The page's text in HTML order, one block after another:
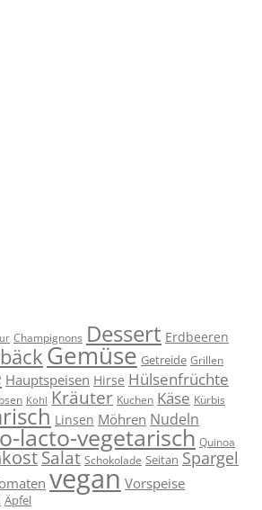
Champignons Dessert Erdbeeren
Gemüse Getreide Grillen
Hauptspeisen Hirse Hülsenfrüchte
Kohl Kräuter Kuchen Käse Kürbis
Linsen Möhren Nudeln
lacto-vegetarisch Quinoa
Salat Schokolade Seitan Spargel
vegan Vorspeise
Äpfel